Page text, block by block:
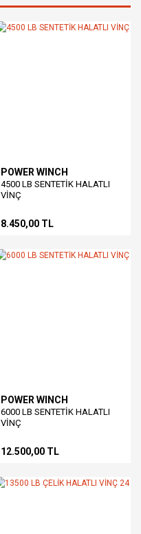
POWER WINCH
4500 LB SENTETİK HALATLI
VİNÇ
8.450,00 TL
POWER WINCH
6000 LB SENTETİK HALATLI
VİNÇ
12.500,00 TL